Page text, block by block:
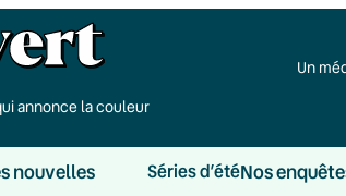
annonce la couleur
Un
nouvelles Séries d’étéNos